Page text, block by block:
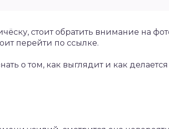
стоит обратить внимание на
перейти по ссылке.
о том, как выглядит и как делается